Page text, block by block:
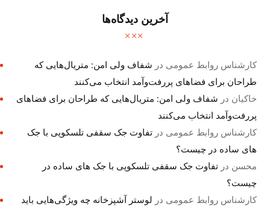
آخرین دیدگاه‌ها
کارشناس روابط عمومی در شفاف ولی امن: متریال‌هایی که
طراحان برای فضاهای پررفت‌وآمد انتخاب می‌کنند
خاکیان در شفاف ولی امن: متریال‌هایی که طراحان برای فضاهای
پررفت‌وآمد انتخاب می‌کنند
کارشناس روابط عمومی درتفاوت جک سقفی تلسکوپی با جک
های ساده در چیست؟
محسن درتفاوت جک سقفی تلسکوپی با جک های ساده در
چیست؟
کارشناس روابط عمومی در لوستر آشپزخانه چه ویژگی‌هایی باید